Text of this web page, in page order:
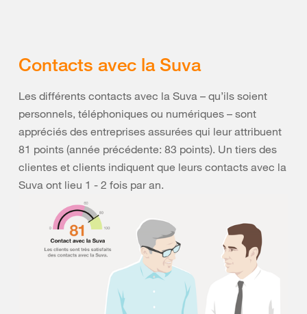
Contacts avec la Suva
Les différents contacts avec la Suva – qu’ils soient
personnels, téléphoniques ou numériques – sont
appréciés des entreprises assurées qui leur attribuent
81 points (année précédente: 83 points). Un tiers des
clientes et clients indiquent que leurs contacts avec la
Suva ont lieu 1 - 2 fois par an.